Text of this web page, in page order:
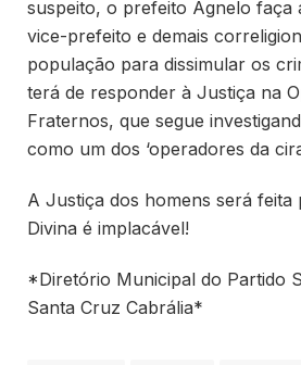
suspeito, o prefeito Agnelo faça
vice-prefeito e demais
população para dissimular os
terá de responder à Justiça na
Fraternos, que segue
como um dos ‘operadores da
A Justiça dos homens será feita
Divina é implacável!
*Diretório Municipal do Partido
Santa Cruz Cabrália*